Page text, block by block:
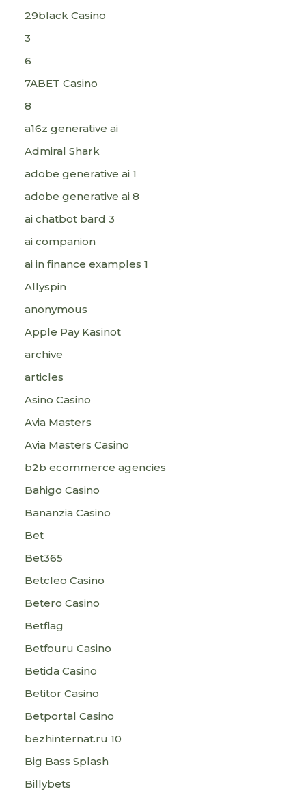
29black Casino
3
6
7ABET Casino
8
a16z generative ai
Admiral Shark
adobe generative ai 1
adobe generative ai 8
ai chatbot bard 3
ai companion
ai in finance examples 1
Allyspin
anonymous
Apple Pay Kasinot
archive
articles
Asino Casino
Avia Masters
Avia Masters Casino
b2b ecommerce agencies
Bahigo Casino
Bananzia Casino
Bet
Bet365
Betcleo Casino
Betero Casino
Betflag
Betfouru Casino
Betida Casino
Betitor Casino
Betportal Casino
bezhinternat.ru 10
Big Bass Splash
Billybets